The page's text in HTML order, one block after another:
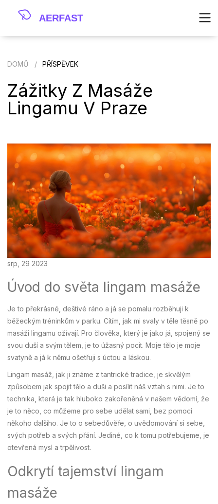
DOMŮ PŘÍSPĚVEK
Zážitky Z Masáže
Lingamu V Praze
srp, 29 2023
Úvod do světa lingam masáže
Je to překrásné, deštivé ráno a já se pomalu rozběhuji k
běžeckým tréninkům v parku. Cítím, jak mi svaly v těle těsně po
masáži lingamu ožívají. Pro člověka, který je jako já, spojený se
svou duší a svým tělem, je to úžasný pocit. Moje tělo je moje
svatyně a já k němu ošetřuji s úctou a láskou.
Lingam masáž, jak ji známe z tantrické tradice, je skvělým
způsobem jak spojit tělo a duši a posílit náš vztah s nimi. Je to
technika, která je tak hluboko zakořeněná v našem vědomí, že
je to něco, co můžeme pro sebe udělat sami, bez pomoci
někoho dalšího. Je to o sebedůvěře, o uvědomování si sebe,
svých potřeb a svých přání. Jediné, co k tomu potřebujeme, je
otevřená mysl a trpělivost.
Odkrytí tajemství lingam
masáže